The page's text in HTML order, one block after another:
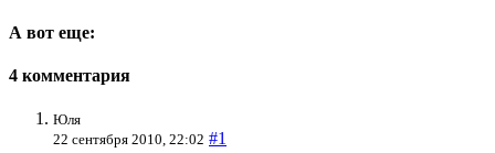
А вот еще:
4 комментария
Юля
22 сентября 2010, 22:02 #1